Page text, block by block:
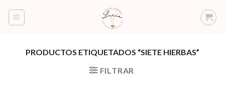
PRODUCTOS ETIQUETADOS “SIETE HIERBAS”
FILTRAR